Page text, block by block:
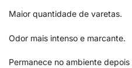
Maior quantidade de varetas.
Odor mais intenso e marcante.
Permanece no ambiente